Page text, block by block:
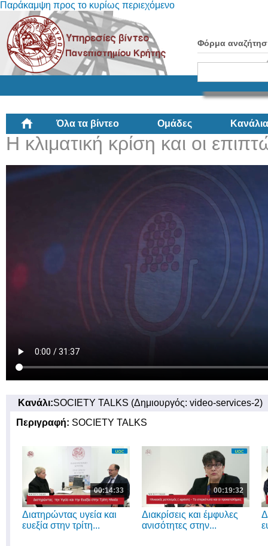
Παράκαμψη προς το κυρίως περιεχόμενο
Φόρμα
Όλα τα βίντεο Ομάδες Κανάλια
Η κλιματική κρίση και οι
Κανάλι:SOCIETY TALKS (Δημιουργός: video-services-2)
Περιγραφή: SOCIETY TALKS
Διατηρώντας υγεία και
ευεξία στην τρίτη...
00:14:33
Διακρίσεις και έμφυλες
ανισότητες στην...
00:19:32